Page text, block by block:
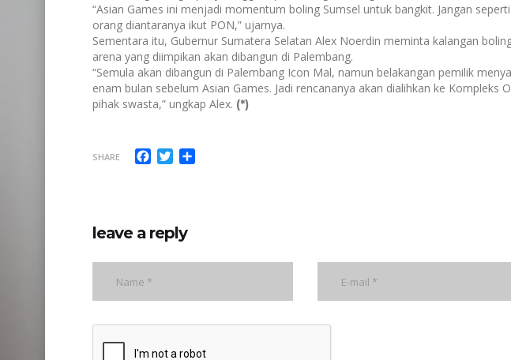
“Asian Games ini menjadi momentum boling Sumsel untuk bangkit. Jangan
orang diantaranya ikut PON,” ujarnya.
Sementara itu, Gubernur Sumatera Selatan Alex Noerdin meminta kalangan
arena yang diimpikan akan dibangun di Palembang.
“Semula akan dibangun di Palembang Icon Mal, namun belakangan pemilik
enam bulan sebelum Asian Games. Jadi rencananya akan dialihkan ke Kompleks
pihak swasta,” ungkap Alex. (*)
SHARE Facebook
Twitter
leave a reply